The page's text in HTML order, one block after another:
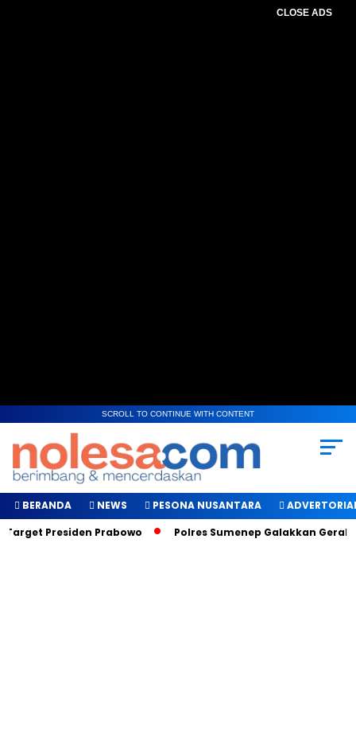
CLOSE ADS
SCROLL TO CONTINUE WITH CONTENT
BERANDA NEWS PESONA NUSANTARA
Presiden Prabowo
Polres Sumenep Galakkan